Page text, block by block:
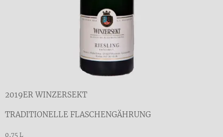
2019ER WINZERSEKT
TRADITIONELLE FLASCHENGÄHRUNG
0,75 L